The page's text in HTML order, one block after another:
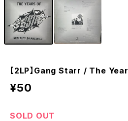
【2LP】Gang Starr / The
¥50
SOLD OUT